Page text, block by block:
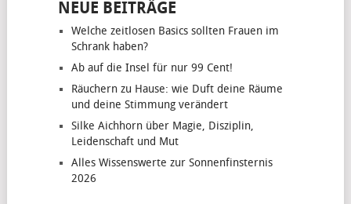
NEUE BEITRÄGE
Welche zeitlosen Basics sollten Frauen im
Schrank haben?
Ab auf die Insel für nur 99 Cent!
Räuchern zu Hause: wie Duft deine Räume
und deine Stimmung verändert
Silke Aichhorn über Magie, Disziplin,
Leidenschaft und Mut
Alles Wissenswerte zur Sonnenfinsternis
2026